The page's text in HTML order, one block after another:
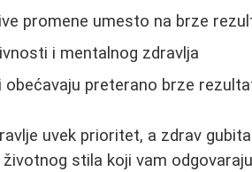
promene umesto na brze
i mentalnog zdravlja
preterano brze
uvek prioritet, a zdrav
stila koji vam